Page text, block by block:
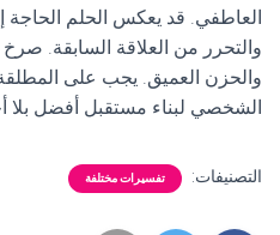
العاطفي. قد يعكس الحلم الحاجة
والتحرر من العلاقة السابقة. صرخ
والحزن العميق. يجب على المطلقة
الشخصي لبناء مستقبل أفضل بلا
التصنيفات: تفسيرات مختلفة